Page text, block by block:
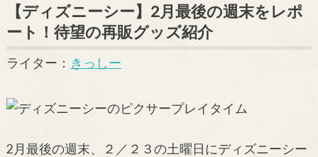
【ディズニーシー】2月最後の週末をレポ
ート！待望の再販グッズ紹介
ライター： きっしー
2月最後の週末、２／２３の土曜日にディズニーシー